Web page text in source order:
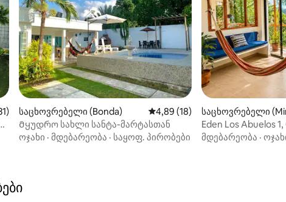
შეფასებაა 5‑დან 4,97, 31 მიმოხილვა
საცხოვრებელი (Bonda) საშუალო შეფასებაა 5‑დან
4,89 (18)
Მყუდრო სახლი სანტა-მარტასთან
ოჯახი · მდებარეობა · საყოფ. პირობები
საცხოვრებელი
Eden Los Abuelos
Minca, Nature
მდებარეობა ·